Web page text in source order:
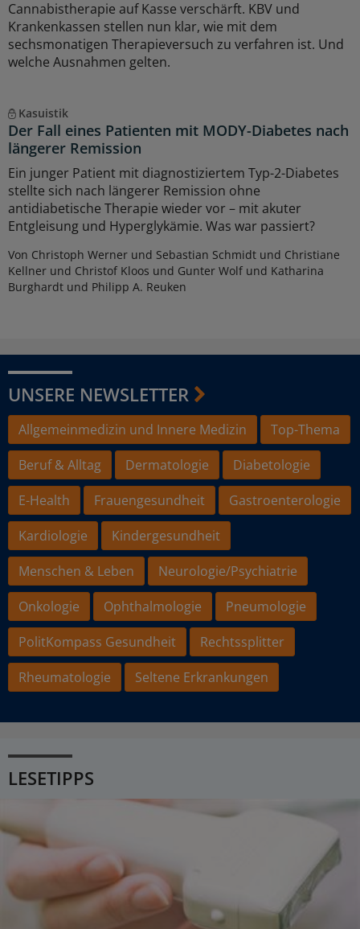
Cannabistherapie auf Kasse verschärft. KBV und
Krankenkassen stellen nun klar, wie mit dem
sechsmonatigen Therapieversuch zu verfahren ist. Und
welche Ausnahmen gelten.
Kasuistik
Der Fall eines Patienten mit MODY-Diabetes nach
längerer Remission
Ein junger Patient mit diagnostiziertem Typ-2-Diabetes
stellte sich nach längerer Remission ohne
antidiabetische Therapie wieder vor – mit akuter
Entgleisung und Hyperglykämie. Was war passiert?
Von Christoph Werner und Sebastian Schmidt und Christiane
Kellner und Christof Kloos und Gunter Wolf und Katharina
Burghardt und Philipp A. Reuken
UNSERE NEWSLETTER
Allgemeinmedizin und Innere Medizin
Top-Thema
Beruf & Alltag
Dermatologie
Diabetologie
E-Health
Frauengesundheit
Gastroenterologie
Kardiologie
Kindergesundheit
Menschen & Leben
Neurologie/Psychiatrie
Onkologie
Ophthalmologie
Pneumologie
PolitKompass Gesundheit
Rechtssplitter
Rheumatologie
Seltene Erkrankungen
LESETIPPS